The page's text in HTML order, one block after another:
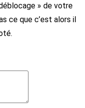
» de votre
ce que c’est alors il